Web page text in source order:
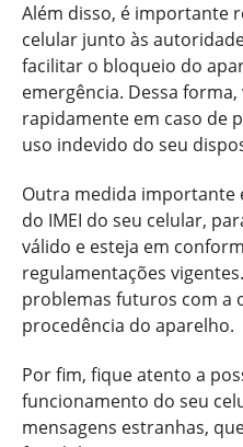
Além disso, é importante
celular junto às
facilitar o bloqueio do
emergência. Dessa
rapidamente em caso de
uso indevido do seu
Outra medida importante
do IMEI do seu celular,
válido e esteja em
regulamentações
problemas futuros com a
procedência do aparelho.
Por fim, fique atento a
funcionamento do seu
mensagens estranhas,